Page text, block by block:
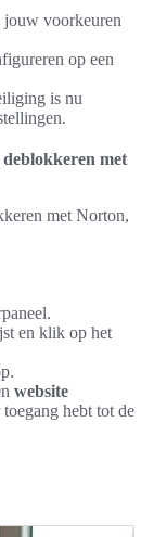
jouw voorkeuren
op een
is nu
deblokkeren met
met Norton,
en klik op het
website
hebt tot de